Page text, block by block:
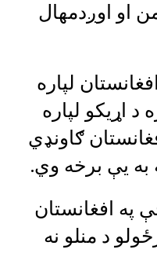
او اوږدمهال
لپاره
اړیکو لپاره
ګاونډي
به یې برخه وي.‌
په افغانستان
د منلو نه